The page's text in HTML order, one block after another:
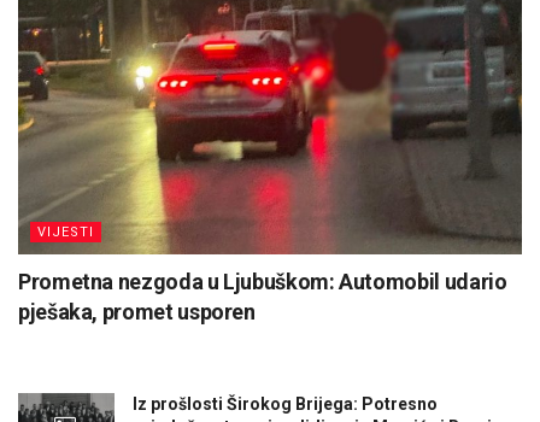
VIJESTI
Prometna nezgoda u Ljubuškom: Automobil udario
pješaka, promet usporen
Iz prošlosti Širokog Brijega: Potresno